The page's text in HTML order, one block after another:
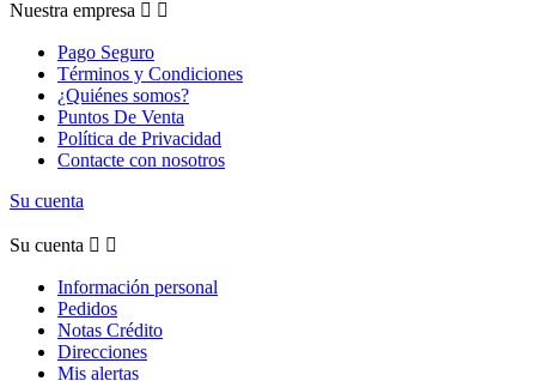
Nuestra empresa  
Pago Seguro
Términos y Condiciones
¿Quiénes somos?
Puntos De Venta
Política de Privacidad
Contacte con nosotros
Su cuenta
Su cuenta  
Información personal
Pedidos
Notas Crédito
Direcciones
Mis alertas